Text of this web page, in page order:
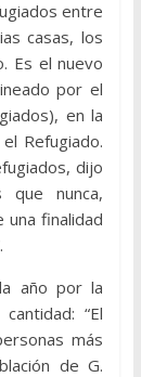
entre
casas, los
Es el nuevo
por el
en la
Refugiado.
dijo
que nunca,
finalidad
año por la
“El
más
de G.